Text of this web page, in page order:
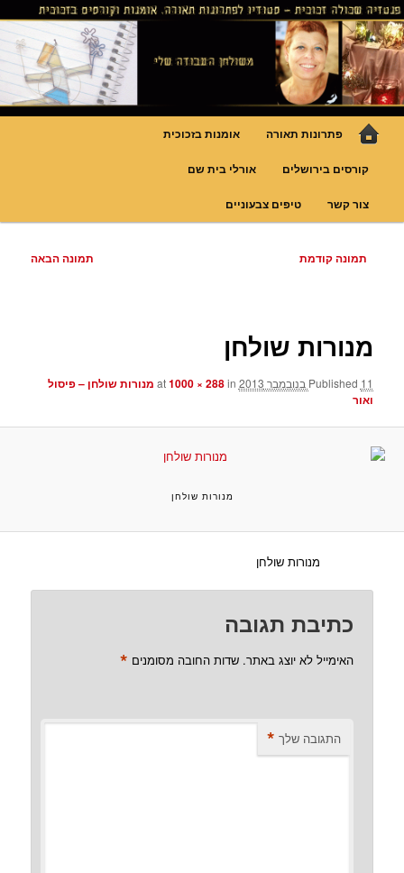
לדלג
לתוכן
פנטזיה – פתרונות תאורה וסטודיו
לויטראז
גופי תאורה אומנותיים בעבודת יד, ויטראזים לחלונות ולמחיצות דקורטיביות, קורסים
בויטראז ובפסיפס
תפריט
פתרונות תאורה אומנות בזכוכית
קורסים בירושלים אורלי בית שם
צור קשר טיפים צבעוניים
ניווט
תמונה קודמת תמונה הבאה
מנורות שולחן
Published 11 בנובמבר 2013 1000 × 288in
מנורות שולחן – פיסול
ואור
מנורות שולחן
מנורות שולחן
כתיבת תגובה
האימייל לא יוצג באתר. שדות החובה מסומנים *
התגובה שלך *